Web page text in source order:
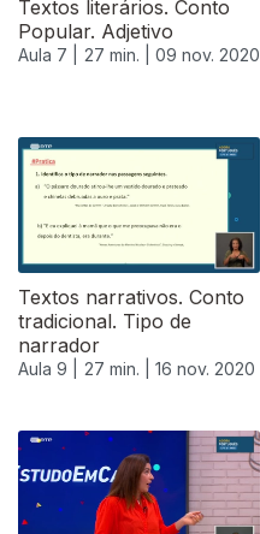
Textos literários. Conto
Popular. Adjetivo
Aula 7 | 27 min. | 09 nov. 2020
Textos narrativos. Conto
tradicional. Tipo de
narrador
Aula 9 | 27 min. | 16 nov. 2020
508177